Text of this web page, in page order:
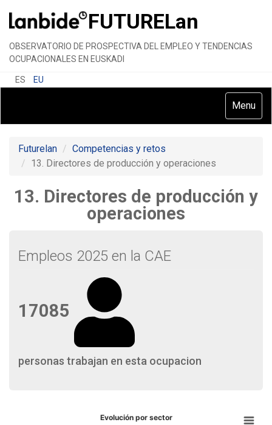
FUTURELan
OBSERVATORIO DE PROSPECTIVA DEL EMPLEO Y TENDENCIAS
OCUPACIONALES EN EUSKADI
ES EU
Toggle
Menu
Futurelan
Competencias y retos
13. Directores de producción y operaciones
13. Directores de producción y
operaciones
Empleos 2025 en la CAE
17085
personas trabajan en esta ocupacion
Evolución por sector